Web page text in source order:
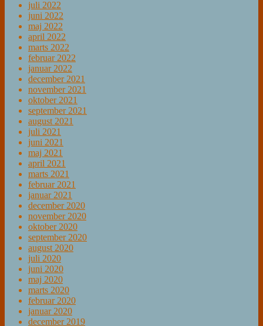
juli 2022
juni 2022
maj 2022
april 2022
marts 2022
februar 2022
januar 2022
december 2021
november 2021
oktober 2021
september 2021
august 2021
juli 2021
juni 2021
maj 2021
april 2021
marts 2021
februar 2021
januar 2021
december 2020
november 2020
oktober 2020
september 2020
august 2020
juli 2020
juni 2020
maj 2020
marts 2020
februar 2020
januar 2020
december 2019